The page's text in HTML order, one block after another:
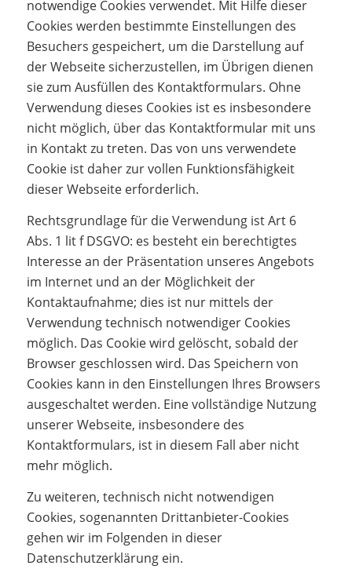
notwendige Cookies verwendet. Mit Hilfe dieser
Cookies werden bestimmte Einstellungen des
Besuchers gespeichert, um die Darstellung auf
der Webseite sicherzustellen, im Übrigen dienen
sie zum Ausfüllen des Kontaktformulars. Ohne
Verwendung dieses Cookies ist es insbesondere
nicht möglich, über das Kontaktformular mit uns
in Kontakt zu treten. Das von uns verwendete
Cookie ist daher zur vollen Funktionsfähigkeit
dieser Webseite erforderlich.
Rechtsgrundlage für die Verwendung ist Art 6
Abs. 1 lit f DSGVO: es besteht ein berechtigtes
Interesse an der Präsentation unseres Angebots
im Internet und an der Möglichkeit der
Kontaktaufnahme; dies ist nur mittels der
Verwendung technisch notwendiger Cookies
möglich. Das Cookie wird gelöscht, sobald der
Browser geschlossen wird. Das Speichern von
Cookies kann in den Einstellungen Ihres Browsers
ausgeschaltet werden. Eine vollständige Nutzung
unserer Webseite, insbesondere des
Kontaktformulars, ist in diesem Fall aber nicht
mehr möglich.
Zu weiteren, technisch nicht notwendigen
Cookies, sogenannten Drittanbieter-Cookies
gehen wir im Folgenden in dieser
Datenschutzerklärung ein.